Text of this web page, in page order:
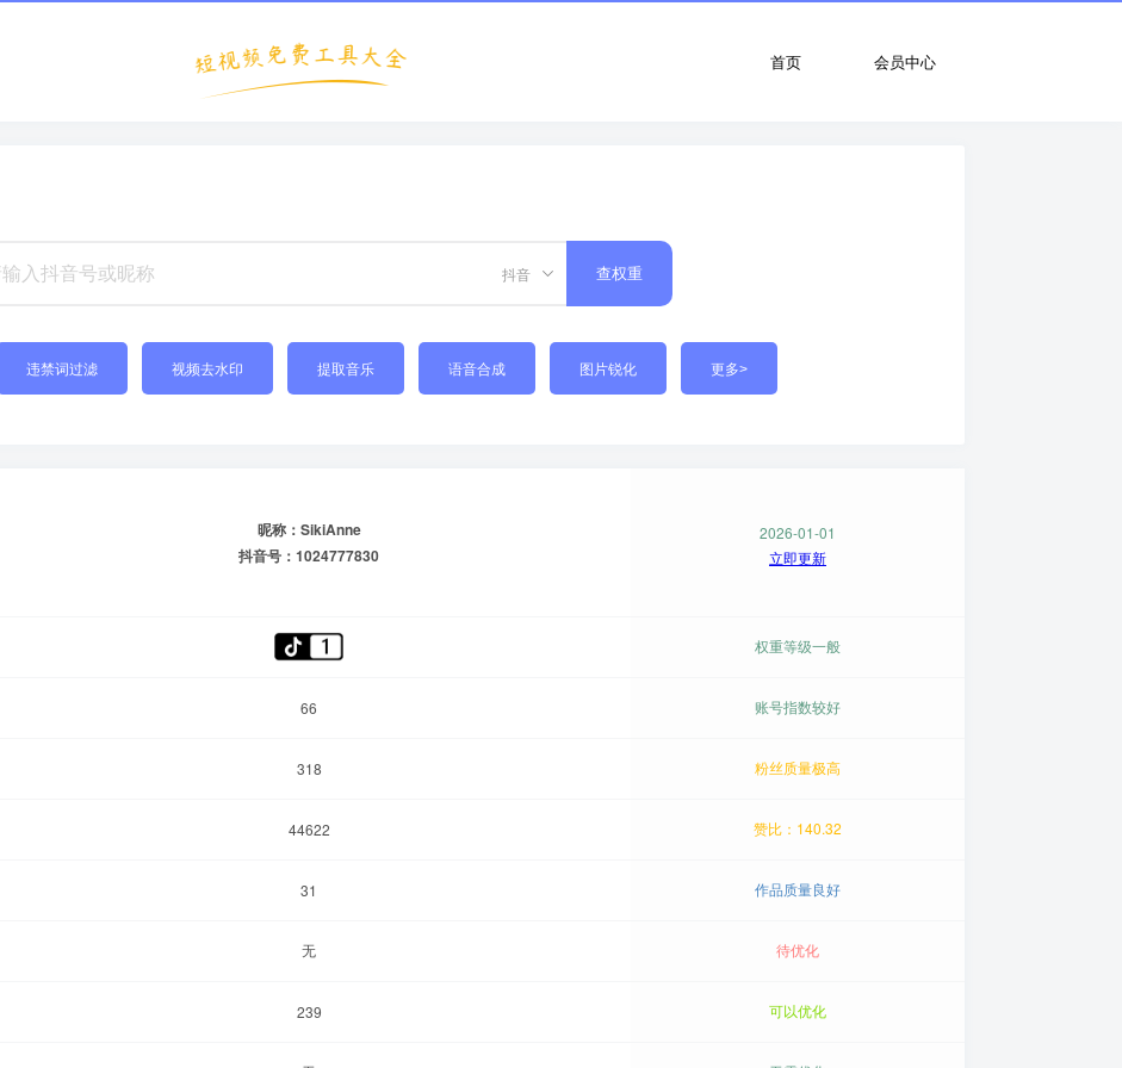
会员中心
首页
抖音 查权重
违禁词过滤 视频去水印 提取音乐 语音合成 图片锐化 更多>
昵称：SikiAnne
抖音号：1024777830
2026-01-01
立即更新
权重等级一般
66 账号指数较好
318 粉丝质量极高
44622 赞比：140.32
31 作品质量良好
无 待优化
239 可以优化